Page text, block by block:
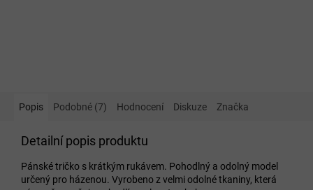
Popis Podobné (7) Hodnocení Diskuze Značka
Detailní popis produktu
Pánské tričko s krátkým rukávem. Pohodlný a odolný model
určený pro házenou. Vyrobeno z velmi odolné tkaniny, která